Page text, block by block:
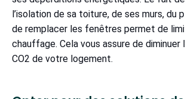
l’isolation de sa toiture, de ses murs, du
de remplacer les fenêtres permet de
chauffage. Cela vous assure de diminuer
CO2 de votre logement.